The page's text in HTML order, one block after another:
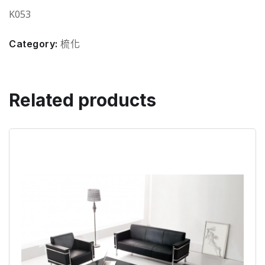
K053
Category: 梳化
Related products